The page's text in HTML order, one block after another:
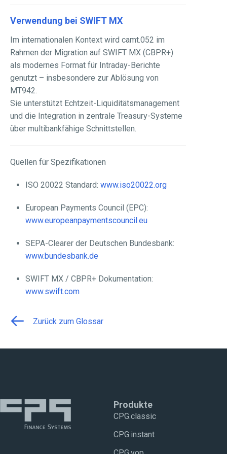
Verwendung bei SWIFT MX
Im internationalen Kontext wird camt.052 im
Rahmen der Migration auf SWIFT MX (CBPR+)
als modernes Format für Intraday-Berichte
genutzt – insbesondere zur Ablösung von
MT942.
Sie unterstützt Echtzeit-Liquiditätsmanagement
und die Integration in zentrale Treasury-Systeme
über multibankfähige Schnittstellen.
Quellen für Spezifikationen
ISO 20022 Standard: www.iso20022.org
European Payments Council (EPC):
www.europeanpaymentscouncil.eu
SEPA-Clearer der Deutschen Bundesbank:
www.bundesbank.de
SWIFT MX / CBPR+ Dokumentation:
www.swift.com
Zurück zum Glossar
Produkte
CPG.classic
CPG.instant